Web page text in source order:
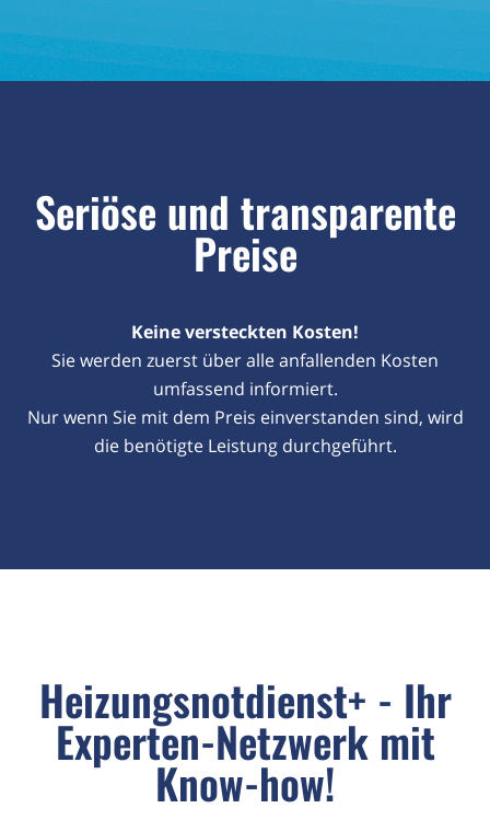
Seriöse und transparente
Preise
Keine versteckten Kosten!
Sie werden zuerst über alle anfallenden Kosten
umfassend informiert.
Nur wenn Sie mit dem Preis einverstanden sind, wird
die benötigte Leistung durchgeführt.
Heizungsnotdienst+ - Ihr
Experten-Netzwerk mit
Know-how!